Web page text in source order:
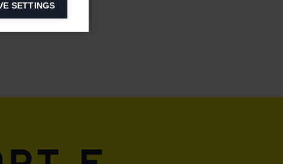
on
SETTINGS